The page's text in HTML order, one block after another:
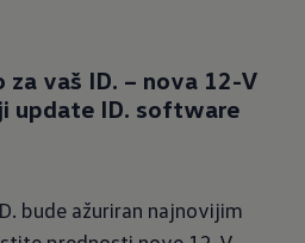
za vaš ID. – nova 12-V
update ID. software
bude ažuriran najnovijim